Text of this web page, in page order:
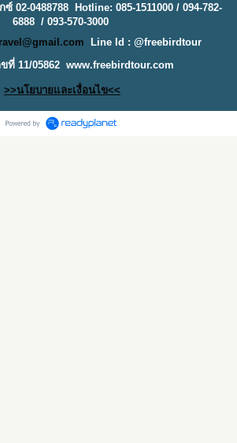
ซ์ 02-0488788 Hotline: 085-1511000 / 094-782-
6888 / 093-570-3000
Line Id : @freebirdtour
ที่ 11/05862 www.freebirdtour.com
>>นโยบายและเงื่อนไข<<